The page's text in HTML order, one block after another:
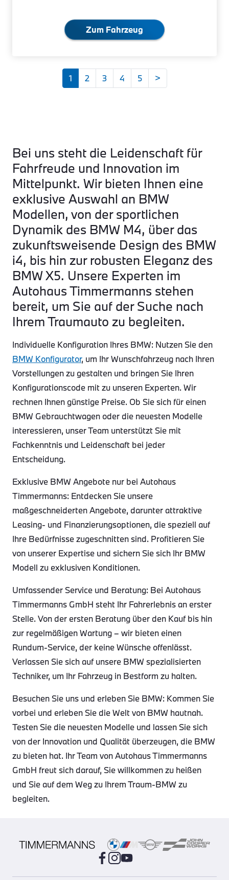
Zum Fahrzeug
1 2 3 4 5 >
Bei uns steht die Leidenschaft für
Fahrfreude und Innovation im
Mittelpunkt. Wir bieten Ihnen eine
exklusive Auswahl an BMW
Modellen, von der sportlichen
Dynamik des BMW M4, über das
zukunftsweisende Design des BMW
i4, bis hin zur robusten Eleganz des
BMW X5. Unsere Experten im
Autohaus Timmermanns stehen
bereit, um Sie auf der Suche nach
Ihrem Traumauto zu begleiten.
Individuelle Konfiguration Ihres BMW: Nutzen Sie den
BMW Konfigurator, um Ihr Wunschfahrzeug nach Ihren
Vorstellungen zu gestalten und bringen Sie Ihren
Konfigurationscode mit zu unseren Experten. Wir
rechnen Ihnen günstige Preise. Ob Sie sich für einen
BMW Gebrauchtwagen oder die neuesten Modelle
interessieren, unser Team unterstützt Sie mit
Fachkenntnis und Leidenschaft bei jeder
Entscheidung.
Exklusive BMW Angebote nur bei Autohaus
Timmermanns: Entdecken Sie unsere
maßgeschneiderten Angebote, darunter attraktive
Leasing- und Finanzierungsoptionen, die speziell auf
Ihre Bedürfnisse zugeschnitten sind. Profitieren Sie
von unserer Expertise und sichern Sie sich Ihr BMW
Modell zu exklusiven Konditionen.
Umfassender Service und Beratung: Bei Autohaus
Timmermanns GmbH steht Ihr Fahrerlebnis an erster
Stelle. Von der ersten Beratung über den Kauf bis hin
zur regelmäßigen Wartung – wir bieten einen
Rundum-Service, der keine Wünsche offenlässt.
Verlassen Sie sich auf unsere BMW spezialisierten
Techniker, um Ihr Fahrzeug in Bestform zu halten.
Besuchen Sie uns und erleben Sie BMW: Kommen Sie
vorbei und erleben Sie die Welt von BMW hautnah.
Testen Sie die neuesten Modelle und lassen Sie sich
von der Innovation und Qualität überzeugen, die BMW
zu bieten hat. Ihr Team von Autohaus Timmermanns
GmbH freut sich darauf, Sie willkommen zu heißen
und Sie auf dem Weg zu Ihrem Traum-BMW zu
begleiten.